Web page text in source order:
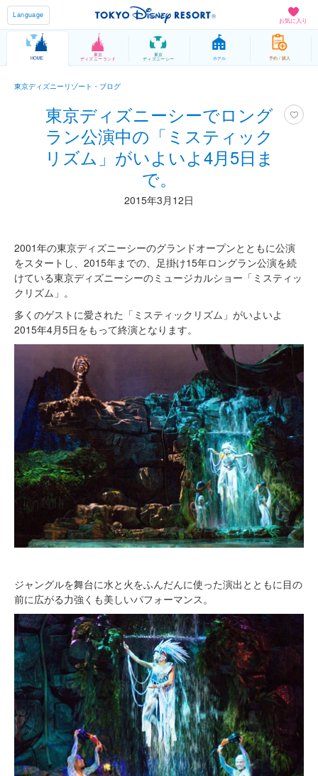
お気に入り
Language
HOME
東京
ディズニーランド
東京
ディズニーシー ホテル 予約 / 購入
東京ディズニーリゾート・ブログ
東京ディズニーシーでロング
ラン公演中の「ミスティック
リズム」がいよいよ4月5日ま
で。
2015年3月12日
2001年の東京ディズニーシーのグランドオープンとともに公演
をスタートし、2015年までの、足掛け15年ロングラン公演を続
けている東京ディズニーシーのミュージカルショー「ミスティッ
クリズム」。
多くのゲストに愛された「ミスティックリズム」がいよいよ
2015年4月5日をもって終演となります。
ジャングルを舞台に水と火をふんだんに使った演出とともに目の
前に広がる力強くも美しいパフォーマンス。